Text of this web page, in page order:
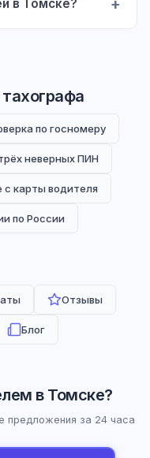
в Томске?
по госномеру
неверных ПИН
карты водителя
по России
Отзывы
Блог
в Томске?
предложения за 24 часа